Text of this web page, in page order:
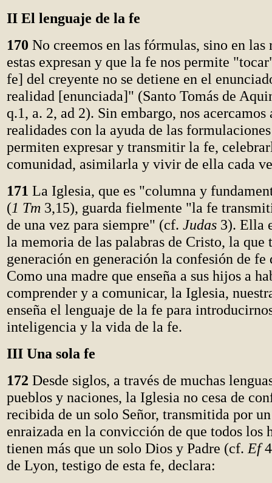
II El lenguaje de la fe
170 No creemos en las fórmulas, sino en las
estas expresan y que la fe nos permite
fe] del creyente no se detiene en el
realidad [enunciada]" (Santo Tomás de
q.1, a. 2, ad 2). Sin embargo, nos acercamos
realidades con la ayuda de las
permiten expresar y transmitir la fe,
comunidad, asimilarla y vivir de ella cada
171 La Iglesia, que es "columna y
(1 Tm 3,15), guarda fielmente "la fe
de una vez para siempre" (cf. Judas 3). Ella
la memoria de las palabras de Cristo, la que
generación en generación la confesión de fe
Como una madre que enseña a sus hijos a
comprender y a comunicar, la Iglesia,
enseña el lenguaje de la fe para
inteligencia y la vida de la fe.
III Una sola fe
172 Desde siglos, a través de muchas
pueblos y naciones, la Iglesia no cesa de
recibida de un solo Señor, transmitida por
enraizada en la convicción de que todos los
tienen más que un solo Dios y Padre (cf. Ef
de Lyon, testigo de esta fe, declara: